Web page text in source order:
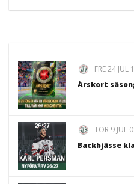
FRE 24 JUL
Årskort
TOR 9 JUL
Backbjässe